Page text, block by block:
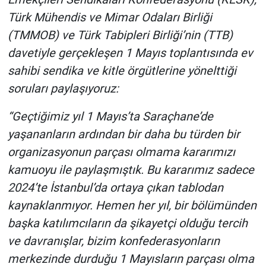
Türk Mühendis ve Mimar Odaları Birliği
(TMMOB) ve Türk Tabipleri Birliği’nin (TTB)
davetiyle gerçekleşen 1 Mayıs toplantısında ev
sahibi sendika ve kitle örgütlerine yönelttiği
soruları paylaşıyoruz:
“Geçtiğimiz yıl 1 Mayıs’ta Saraçhane’de
yaşananların ardından bir daha bu türden bir
organizasyonun parçası olmama kararımızı
kamuoyu ile paylaşmıştık. Bu kararımız sadece
2024’te İstanbul’da ortaya çıkan tablodan
kaynaklanmıyor. Hemen her yıl, bir bölümünden
başka katılımcıların da şikayetçi olduğu tercih
ve davranışlar, bizim konfederasyonların
merkezinde durduğu 1 Mayısların parçası olma